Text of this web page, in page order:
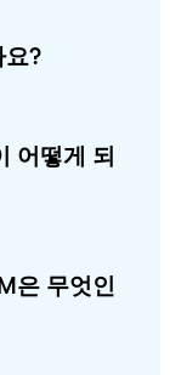
요?
어떻게 되
은 무엇인